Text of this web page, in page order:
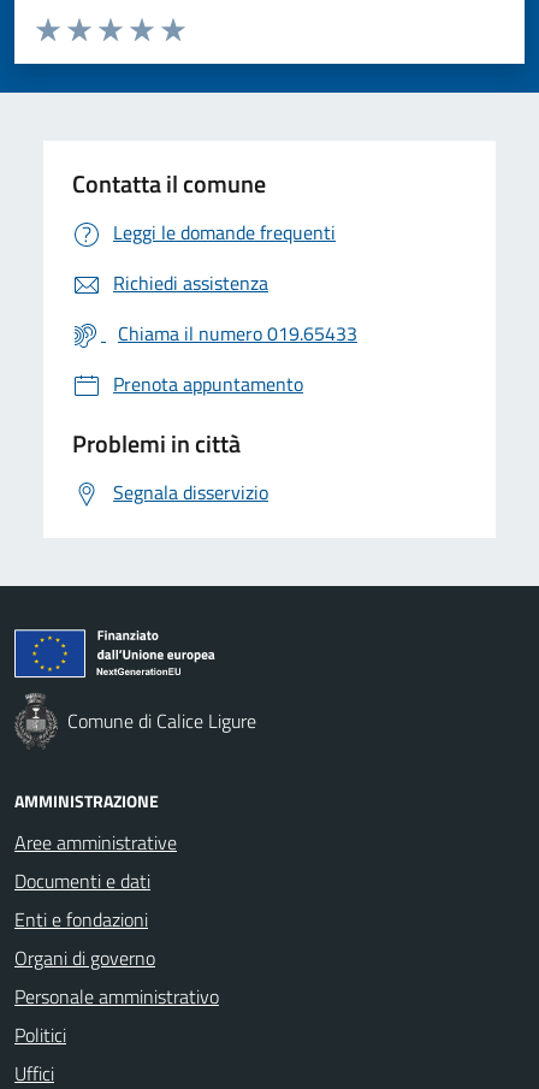
Valuta da 1 a 5 stelle la pagina
Valuta 5 stelle su 5
Valuta 4 stelle su 5
Valuta 3 stelle su 5
Valuta 2 stelle su 5
Valuta 1 stelle su 5
Contatta il comune
Leggi le domande frequenti
Richiedi assistenza
Chiama il numero 019.65433
Prenota appuntamento
Problemi in città
Segnala disservizio
Comune di Calice Ligure
AMMINISTRAZIONE
Aree amministrative
Documenti e dati
Enti e fondazioni
Organi di governo
Personale amministrativo
Politici
Uffici